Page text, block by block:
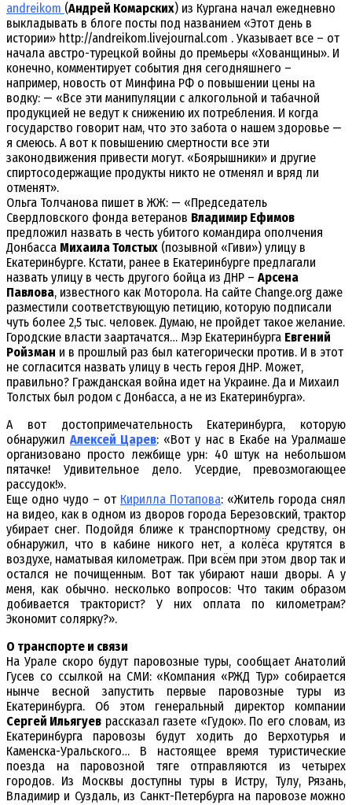
andreikom (Андрей Комарских) из Кургана начал ежедневно
выкладывать в блоге посты под названием «Этот день в
истории» http://andreikom.livejournal.com . Указывает все – от
начала австро-турецкой войны до премьеры «Хованщины». И
конечно, комментирует события дня сегодняшнего –
например, новость от Минфина РФ о повышении цены на
водку: — «Все эти манипуляции с алкогольной и табачной
продукцией не ведут к снижению их потребления. И когда
государство говорит нам, что это забота о нашем здоровье —
я смеюсь. А вот к повышению смертности все эти
законодвижения привести могут. «Боярышники» и другие
спиртосодержащие продукты никто не отменял и вряд ли
отменят».
Ольга Толчанова пишет в ЖЖ: — «Председатель
Свердловского фонда ветеранов Владимир Ефимов
предложил назвать в честь убитого командира ополчения
Донбасса Михаила Толстых (позывной «Гиви») улицу в
Екатеринбурге. Кстати, ранее в Екатеринбурге предлагали
назвать улицу в честь другого бойца из ДНР – Арсена
Павлова, известного как Моторола. На сайте Change.org даже
разместили соответствующую петицию, которую подписали
чуть более 2,5 тыс. человек. Думаю, не пройдет такое желание.
Городские власти заартачатся… Мэр Екатеринбурга Евгений
Ройзман и в прошлый раз был категорически против. И в этот
не согласится назвать улицу в честь героя ДНР. Может,
правильно? Гражданская война идет на Украине. Да и Михаил
Толстых был родом с Донбасса, а не из Екатеринбурга».
А вот достопримечательность Екатеринбурга, которую
обнаружилАлексей Царев: «Вот у нас в Екабе на Уралмаше
организовано просто лежбище урн: 40 штук на небольшом
пятачке! Удивительное дело. Усердие, превозмогающее
рассудок!».
Еще одно чудо – от Кирилла Потапова: «Житель города снял
на видео, как в одном из дворов города Березовский, трактор
убирает снег. Подойдя ближе к транспортному средству, он
обнаружил, что в кабине никого нет, а колёса крутятся в
воздухе, наматывая километраж. При всём при этом двор так и
остался не почищенным. Вот так убирают наши дворы. А у
меня, как обычно. несколько вопросов: Что таким образом
добивается тракторист? У них оплата по километрам?
Экономит солярку?».
О транспорте и связи
На Урале скоро будут паровозные туры, сообщает Анатолий
Гусев со ссылкой на СМИ: «Компания «РЖД Тур» собирается
нынче весной запустить первые паровозные туры из
Екатеринбурга. Об этом генеральный директор компании
Сергей Ильягуев рассказал газете «Гудок». По его словам, из
Екатеринбурга паровозы будут ходить до Верхотурья и
Каменска-Уральского… В настоящее время туристические
поезда на паровозной тяге отправляются из четырех
городов. Из Москвы доступны туры в Истру, Тулу, Рязань,
Владимир и Суздаль, из Санкт-Петербурга на паровозе можно